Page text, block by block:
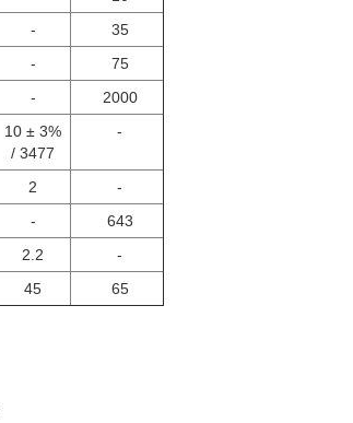
-
35
-
75
-
2000
10 ± 3%
/ 3477
-
2
-
-
643
2.2
-
45 65